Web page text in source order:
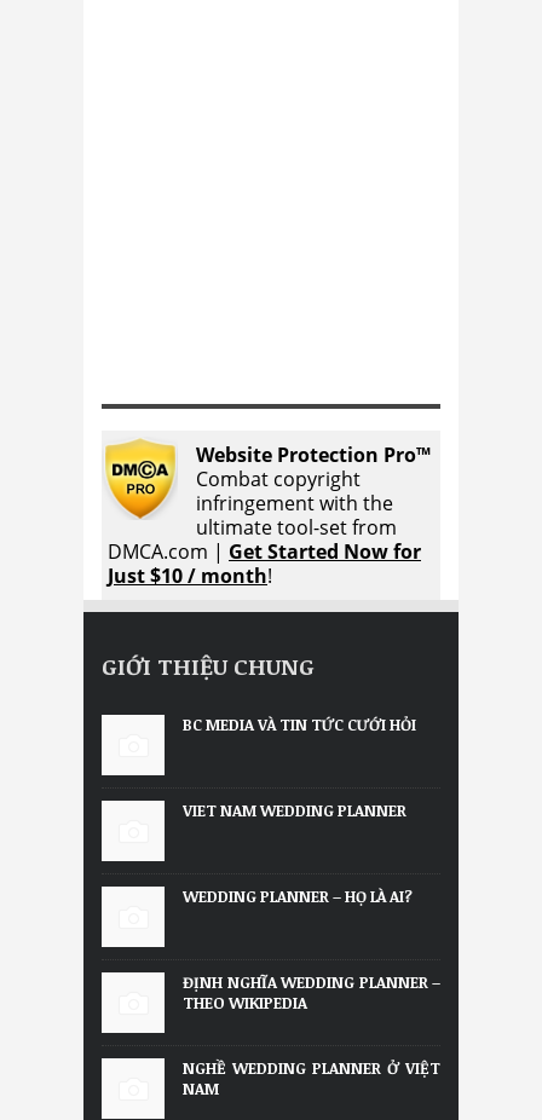
Website Protection Pro™
Combat copyright
infringement with the
ultimate tool-set from
DMCA.com | Get Started Now for
Just $10 / month!
GIỚI THIỆU CHUNG
BC MEDIA VÀ TIN TỨC CƯỚI HỎI
VIET NAM WEDDING PLANNER
WEDDING PLANNER – HỌ LÀ AI?
ĐỊNH NGHĨA WEDDING PLANNER –
THEO WIKIPEDIA
NGHỀ WEDDING PLANNER Ở VIỆT
NAM